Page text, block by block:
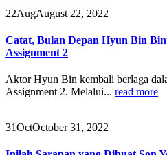
22AugAugust 22, 2022
Catat, Bulan Depan Hyun Bin
Assignment 2
Aktor Hyun Bin kembali berlaga
Assignment 2. Melalui... read more
31OctOctober 31, 2022